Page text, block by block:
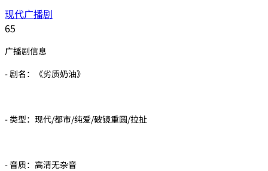
现代广播剧
65
广播剧信息
- 剧名：《劣质奶油》
- 类型：现代/都市/纯爱/破镜重圆/拉扯
- 音质：高清无杂音